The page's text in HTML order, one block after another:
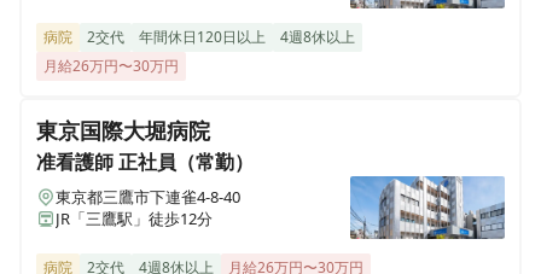
病院 2交代 年間休日120日以上
4週8休以上
月給26万円〜30万円
東京国際大堀病院
准看護師正社員（常勤）
東京都三鷹市下連雀4-8-40
JR「三鷹駅」徒歩12分
病院 2交代 4週8休以上 月給26万円〜30万円